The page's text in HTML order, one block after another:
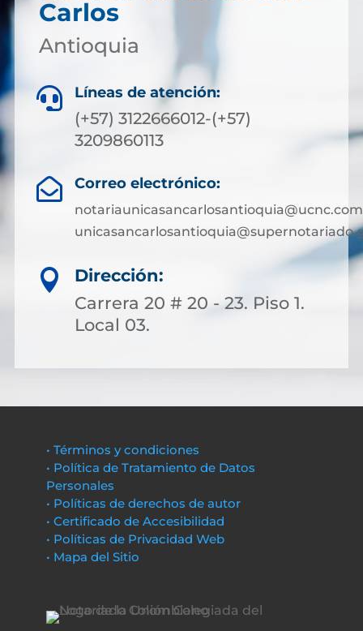
Carlos
Antioquia
 Líneas de atención:
(+57) 3122666012-(+57)
3209860113
 Correo electrónico:

Dirección:
Carrera 20 # 20 - 23. Piso 1.
Local 03.
• Términos y condiciones
• Política de Tratamiento de Datos
Personales
• Políticas de derechos de autor
• Certificado de Accesibilidad
• Políticas de Privacidad Web
• Mapa del Sitio